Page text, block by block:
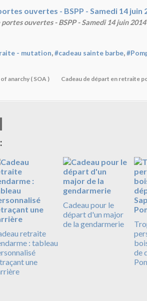
ouvertes - BSPP - Samedi 14 juin 2014
- mutation #cadeau sainte barbe
anarchy ( SOA ) Cadeau de départ en retraite
retraite
: tableau
une
Cadeau pour le
départ d'un major
de la gendarmerie
de